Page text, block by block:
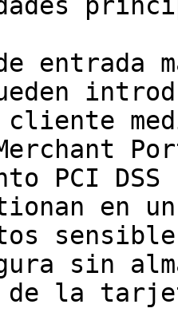
entrada
PCI
en
sin
la